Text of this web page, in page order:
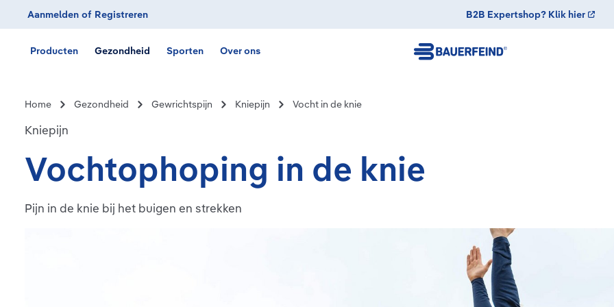
Ga naar de hoofdnavigatie
Aanmelden of Registreren B2B Expertshop? Klik hier
Producten Gezondheid Sporten Over ons
Home Gezondheid Gewrichtspijn Kniepijn Vocht in de knie
Kniepijn
Vochtophoping in de knie
Pijn in de knie bij het buigen en strekken